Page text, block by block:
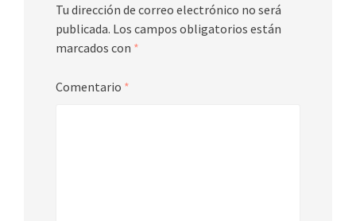
Tu dirección de correo electrónico no será
publicada. Los campos obligatorios están
marcados con *
Comentario *